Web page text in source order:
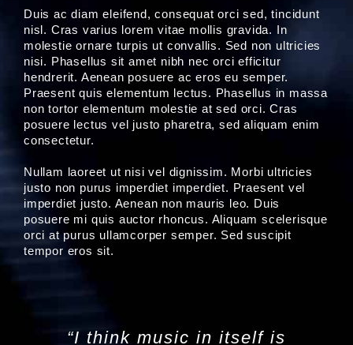
Duis ac diam eleifend, consequat orci sed, tincidunt
nisl. Cras varius lorem vitae mollis gravida. In
molestie ornare turpis ut convallis. Sed non ultricies
nisi. Phasellus sit amet nibh nec orci efficitur
hendrerit. Aenean posuere ac eros eu semper.
Praesent quis elementum lectus. Phasellus in massa
non tortor elementum molestie at sed orci. Cras
posuere lectus vel justo pharetra, sed aliquam enim
consectetur.
Nullam laoreet ut nisi vel dignissim. Morbi ultricies
justo non purus imperdiet imperdiet. Praesent vel
imperdiet justo. Aenean non mauris leo. Duis
posuere mi quis auctor rhoncus. Aliquam scelerisque
orci at purus ullamcorper semper. Sed suscipit
tempor eros sit.
“I think music in itself is